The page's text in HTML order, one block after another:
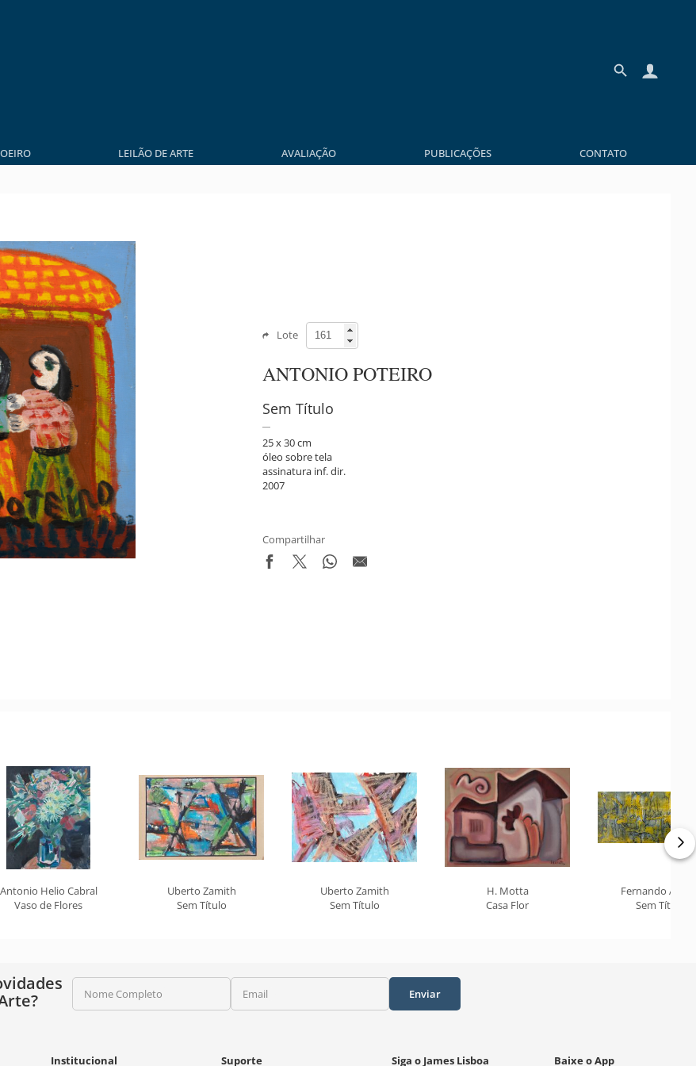
LEILÃO DE ARTE AVALIAÇÃO PUBLICAÇÕES CONTATO
Lote
ANTONIO POTEIRO
Sem Título
25 x 30 cm
óleo sobre tela
assinatura inf. dir.
2007
Compartilhar
Antonio Helio Cabral
Vaso de Flores
Uberto Zamith
Sem Título
Uberto Zamith
Sem Título
H. Motta
Casa Flor
Fernando
Sem Título
Nome Completo Email Enviar
Institucional Suporte Siga o James Lisboa Baixe o App